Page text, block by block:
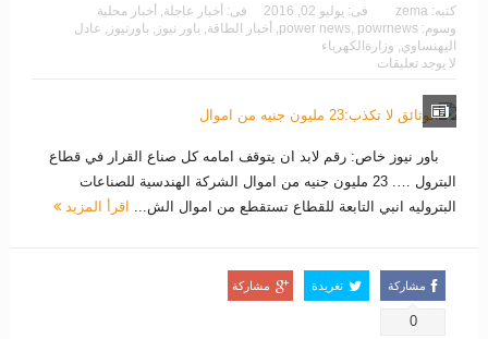
كتبه: zema فى: يوليو 02, 2016 فى: أخبار عاجلة, أخبار محلية
وسوم:
power news, powrnews
, أخبار الطاقة, باور نيوز , باورنيوز , عادل
اليهنساوي, وزارةالكهرباء
لا يوجد تعليقات
باور نيوز خاص: رقم لابد ان يتوقف امامه كل صناع القرار في قطاع
البترول …. 23 مليون جنيه من اموال الشركة الهندسية للصناعات
البتروليه انبي التابعة للقطاع تستقطع من اموال الش... اقرأ المزيد
مشاركة
0
تغريدة مشاركة